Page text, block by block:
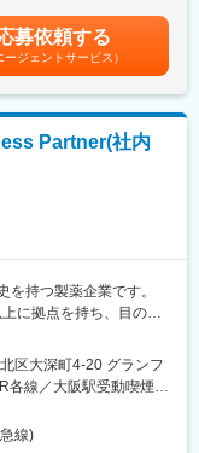
役割や魅力」とは
する当社にて、脊椎領
業活動、マーケティン
。手術の立ち合いは、
自社の開発部門と連
す。
れ、原則は自宅から営
の達成に応じて支給。
の金額であり、選考を
月額)は固定手当を含めた
募依頼する
ージェントサービス）
Partner(社内
持つ製薬企業です。
に拠点を持ち、目の健
題に取り組んでいま
ながら、業務の有効
区大深町4-20 グランフ
線／大阪駅受動喫煙対
る事業所（リモートワ
線)